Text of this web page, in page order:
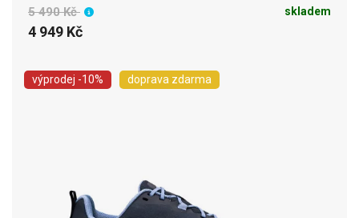
5 490 Kč
4 949 Kč
skladem
výprodej -10% doprava zdarma